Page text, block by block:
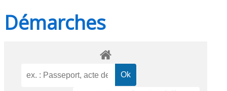
Démarches